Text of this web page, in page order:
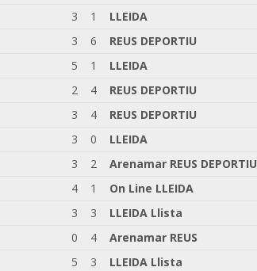
3 1
LLEIDA
3 6
REUS DEPORTIU
5 1
LLEIDA
2 4
REUS DEPORTIU
3 4
REUS DEPORTIU
3 0
LLEIDA
3 2
Arenamar REUS DEPORTIU
4 1
On Line LLEIDA
3 3
LLEIDA Llista
0 4
Arenamar REUS
5 3
LLEIDA Llista